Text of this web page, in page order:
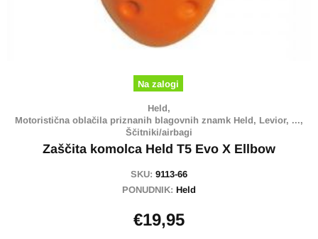
Na zalogi
Held,
Motoristična oblačila priznanih blagovnih znamk Held, Levior, ...,
Ščitniki/airbagi
Zaščita komolca Held T5 Evo X Ellbow
SKU: 9113-66
PONUDNIK: Held
€19,95